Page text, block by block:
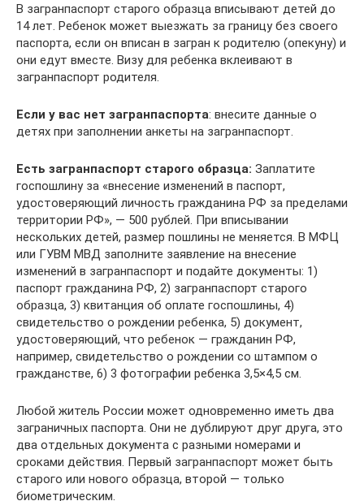
В загранпаспорт старого образца вписывают детей до
14 лет. Ребенок может выезжать за границу без своего
паспорта, если он вписан в загран к родителю (опекуну) и
они едут вместе. Визу для ребенка вклеивают в
загранпаспорт родителя.
Если у вас нет загранпаспорта: внесите данные о
детях при заполнении анкеты на загранпаспорт.
Есть загранпаспорт старого образца: Заплатите
госпошлину за «внесение изменений в паспорт,
удостоверяющий личность гражданина РФ за пределами
территории РФ», — 500 рублей. При вписывании
нескольких детей, размер пошлины не меняется. В МФЦ
или ГУВМ МВД заполните заявление на внесение
изменений в загранпаспорт и подайте документы: 1)
паспорт гражданина РФ, 2) загранпаспорт старого
образца, 3) квитанция об оплате госпошлины, 4)
свидетельство о рождении ребенка, 5) документ,
удостоверяющий, что ребенок — гражданин РФ,
например, свидетельство о рождении со штампом о
гражданстве, 6) 3 фотографии ребенка 3,5×4,5 см.
Любой житель России может одновременно иметь два
заграничных паспорта. Они не дублируют друг друга, это
два отдельных документа с разными номерами и
сроками действия. Первый загранпаспорт может быть
старого или нового образца, второй — только
биометрическим.